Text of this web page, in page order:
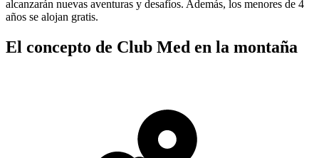
alcanzarán nuevas aventuras y desafíos. Además, los menores de 4
años se alojan gratis.
El concepto de Club Med en la montaña